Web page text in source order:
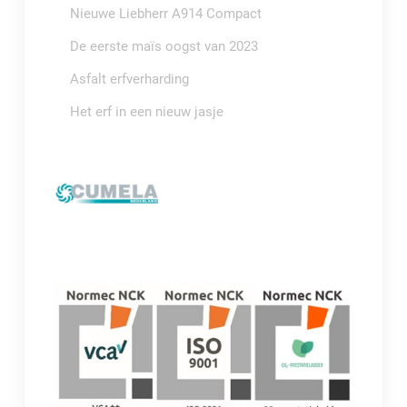
Nieuwe Liebherr A914 Compact
De eerste maïs oogst van 2023
Asfalt erfverharding
Het erf in een nieuw jasje